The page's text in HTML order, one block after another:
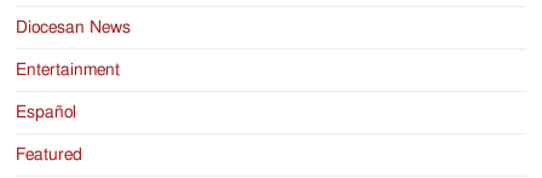
Diocesan News
Entertainment
Español
Featured